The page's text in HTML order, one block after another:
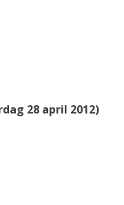
28 april 2012)